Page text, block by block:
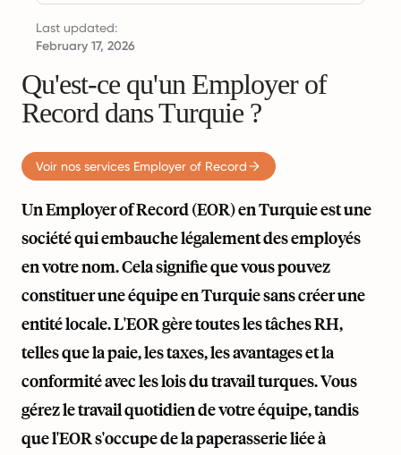
Last updated:
February 17, 2026
Qu'est-ce qu'un Employer of
Record dans Turquie ?
Voir nos services Employer of Record
Un Employer of Record (EOR) en Turquie est une
société qui embauche légalement des employés
en votre nom. Cela signifie que vous pouvez
constituer une équipe en Turquie sans créer une
entité locale. L'EOR gère toutes les tâches RH,
telles que la paie, les taxes, les avantages et la
conformité avec les lois du travail turques. Vous
gérez le travail quotidien de votre équipe, tandis
que l'EOR s'occupe de la paperasserie liée à